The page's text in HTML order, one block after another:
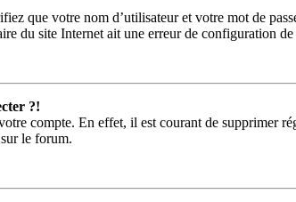
que votre nom d’utilisateur et votre mot de
du site Internet ait une erreur de configuration
?!
compte. En effet, il est courant de supprimer
le forum.